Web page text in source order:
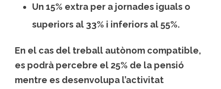
Un 15% extra per a jornades iguals o
superiors al 33% i inferiors al 55%.
En el cas del treball autònom compatible,
es podrà percebre el 25% de la pensió
mentre es desenvolupa l’activitat